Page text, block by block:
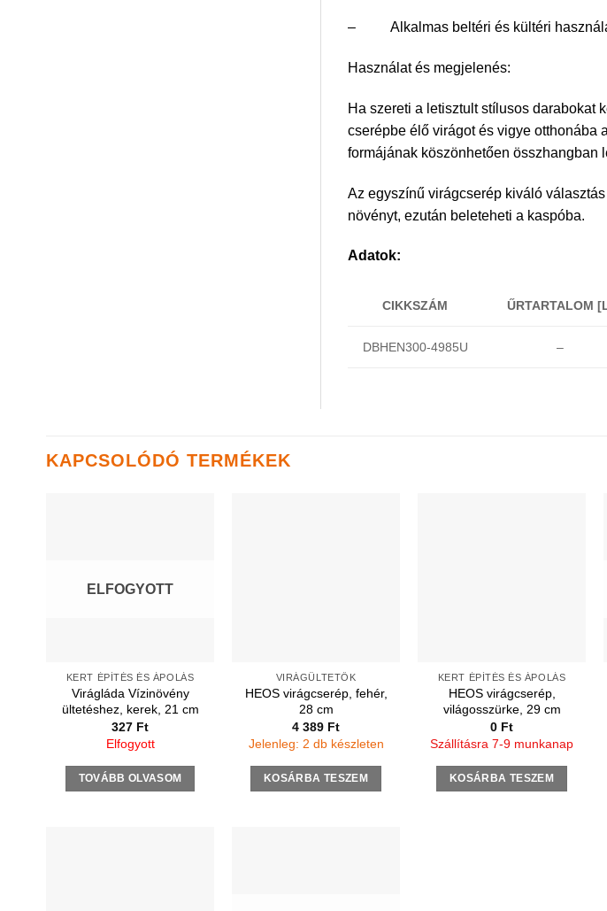
– Alkalmas beltéri és kültéri
Használat és megjelenés:
Ha szereti a letisztult stílusos darabokat
cserépbe élő virágot és vigye otthonába
formájának köszönhetően összhangban
Az egyszínű virágcserép kiváló
növényt, ezután beleteheti a kaspóba.
Adatok:
CIKKSZÁM ŰRTARTALOM
DBHEN300-4985U –
KAPCSOLÓDÓ TERMÉKEK
ELFOGYOTT
KERT ÉPÍTÉS ÉS ÁPOLÁS
Virágláda Vízinövény
ültetéshez, kerek, 21 cm
327 Ft
Elfogyott
TOVÁBB OLVASOM
VIRÁGÜLTETŐK
HEOS virágcserép, fehér,
28 cm
4 389 Ft
Jelenleg: 2 db készleten
KOSÁRBA TESZEM
KERT ÉPÍTÉS ÉS ÁPOLÁS
HEOS virágcserép,
világosszürke, 29 cm
0 Ft
Szállításra 7-9 munkanap
KOSÁRBA TESZEM